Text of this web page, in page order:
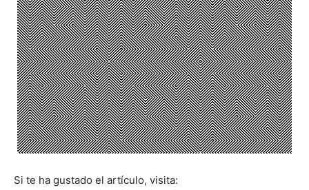
Si te ha gustado el artículo, visita: